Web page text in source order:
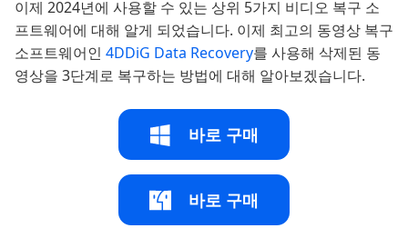
이제 2024년에 사용할 수 있는 상위 5가지 비디오 복구 소
프트웨어에 대해 알게 되었습니다. 이제 최고의 동영상 복구
소프트웨어인 4DDiG Data Recovery를 사용해 삭제된 동
영상을 3단계로 복구하는 방법에 대해 알아보겠습니다.
바로 구매
바로 구매